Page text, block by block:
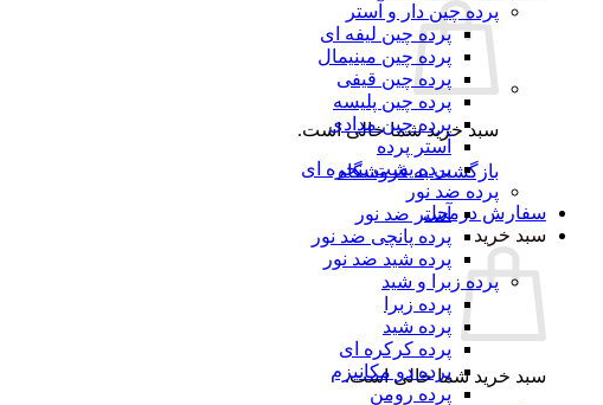
سبد خرید شما خالی است.
بازگشت به فروشگاه
سفارش درمحل
سبد خرید
سبد خرید شما خالی است.
پرده چین دار و آستر
پرده چین لیفه ای
پرده چین مینیمال
پرده چین قیفی
پرده چین پلیسه
پرده چین مدادی
آستر پرده
پرده پشت پنجره ای
پرده ضد نور
آستر ضد نور
پرده پانچی ضد نور
پرده شید ضد نور
پرده زبرا و شید
پرده زبرا
پرده شید
پرده کرکره ای
پرده دو مکانیزم
پرده رومن